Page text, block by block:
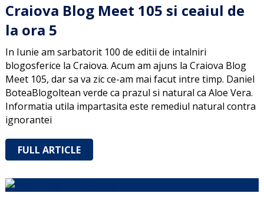
Craiova Blog Meet 105 si ceaiul de
la ora 5
In Iunie am sarbatorit 100 de editii de intalniri
blogosferice la Craiova. Acum am ajuns la Craiova Blog
Meet 105, dar sa va zic ce-am mai facut intre timp. Daniel
BoteaBlogoltean verde ca prazul si natural ca Aloe Vera.
Informatia utila impartasita este remediul natural contra
ignorantei
FULL ARTICLE